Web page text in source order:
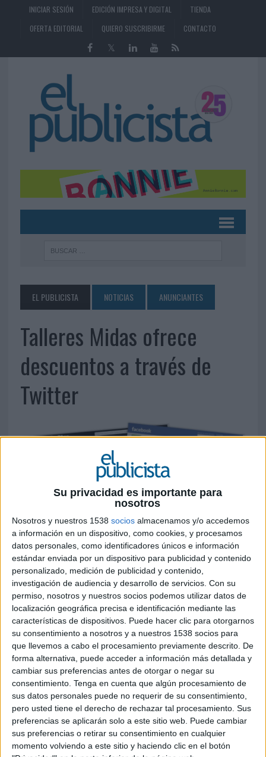
Su privacidad es importante para
nosotros
Nosotros y nuestros 1538 socios almacenamos y/o accedemos
a información en un dispositivo, como cookies, y procesamos
datos personales, como identificadores únicos e información
estándar enviada por un dispositivo para publicidad y contenido
personalizado, medición de publicidad y contenido,
investigación de audiencia y desarrollo de servicios. Con su
permiso, nosotros y nuestros socios podemos utilizar datos de
localización geográfica precisa e identificación mediante las
características de dispositivos. Puede hacer clic para otorgarnos
su consentimiento a nosotros y a nuestros 1538 socios para
que llevemos a cabo el procesamiento previamente descrito. De
forma alternativa, puede acceder a información más detallada y
cambiar sus preferencias antes de otorgar o negar su
consentimiento. Tenga en cuenta que algún procesamiento de
sus datos personales puede no requerir de su consentimiento,
pero usted tiene el derecho de rechazar tal procesamiento. Sus
preferencias se aplicarán solo a este sitio web. Puede cambiar
sus preferencias o retirar su consentimiento en cualquier
momento volviendo a este sitio y haciendo clic en el botón
INICIAR SESIÓN EDICIÓN IMPRESA Y DIGITAL
TIENDA
OFERTA EDITORIAL
QUIERO SUSCRIBIRME CONTACTO
EL PUBLICISTA NOTICIAS ANUNCIANTES
Talleres Midas ofrece
descuentos a través de
Twitter
23 DE DICIEMBRE DE 2010
Midas obsequia a sus seguidores en Twitter con
cupones descuento y diagnósticos gratuitos
Los talleres Midas han puesto en marcha una acción a través de Twitter según la
cual, cada persona que se haga seguidor de Midas en esta red social, recibirán un
regalo en forma de cupón válido por un diagnóstico de seguridad gratuito y un
descuento del 10% en el cambio de baterías del vehículo, canjeable en cualquier
centro Midas de España.
estrategia online comenzó hace unos meses con la apertura de perfiles
corporativos en Facebook, Twister, Youtbe y Flickr, que le han servido para